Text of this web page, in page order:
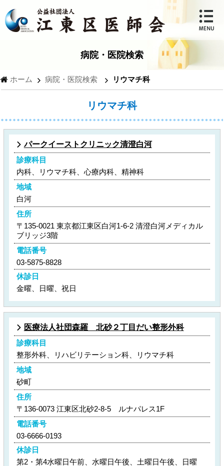
病院・医院検索
ホーム 病院・医院検索 リウマチ科
リウマチ科
パークイーストクリニック清澄白河
診療科目
内科、リウマチ科、心療内科、精神科
地域
白河
住所
〒135-0021 東京都江東区白河1-6-2 清澄白河メディカル
ブリッジ3階
電話番号
03-5875-8828
休診日
金曜、日曜、祝日
医療法人社団森羅 北砂２丁目だい整形外科
診療科目
整形外科、リハビリテーション科、リウマチ科
地域
砂町
住所
〒136-0073 江東区北砂2-8-5 ルナパレス1F
電話番号
03-6666-0193
休診日
第2・第4水曜日午前、水曜日午後、土曜日午後、日曜